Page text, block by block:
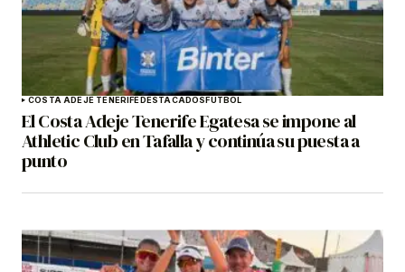
COSTA ADEJE TENERIFE DESTACADOS FÚTBOL
El Costa Adeje Tenerife Egatesa se impone al
Athletic Club en Tafalla y continúa su puesta a
punto